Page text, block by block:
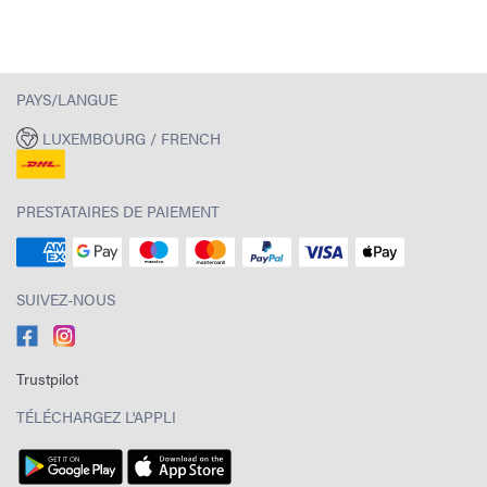
PAYS/LANGUE
LUXEMBOURG / FRENCH
PRESTATAIRES DE PAIEMENT
SUIVEZ-NOUS
Trustpilot
TÉLÉCHARGEZ L'APPLI